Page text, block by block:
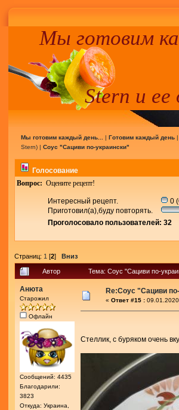
Мы готовим
Stern и ее
Мы готовим каждый день... | Готовим каждый день
Stern) | Соус "Сациви по-украински"
Голосование
Вопрос: Оцените рецепт!
Интересный рецепт.
0
Приготовил(а),буду повторять.
Проголосовало пользователей: 32
Страниц: 1 [2] Вниз
Автор Тема: Соус "Сациви по-
Анюта
Старожил
Офлайн
Сообщений: 4435
Благодарили:
3823
Откуда: Украина,
Re:Соус "Сациви
« Ответ #15 :
Стеллик, с буряком очень